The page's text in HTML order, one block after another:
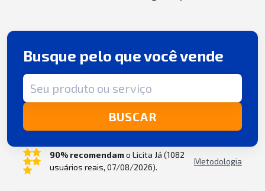
Busque pelo que você vende
Termo de busca
BUSCAR
90% recomendamo Licita Já (1082
usuários reais, 07/08/2026).
Metodologia